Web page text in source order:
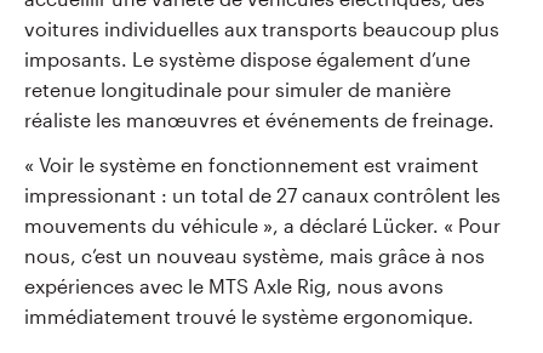
voitures individuelles aux transports beaucoup plus
imposants. Le système dispose également d’une
retenue longitudinale pour simuler de manière
réaliste les manœuvres et événements de freinage.
« Voir le système en fonctionnement est vraiment
impressionant : un total de 27 canaux contrôlent les
mouvements du véhicule », a déclaré Lücker. « Pour
nous, c’est un nouveau système, mais grâce à nos
expériences avec le MTS Axle Rig, nous avons
immédiatement trouvé le système ergonomique.